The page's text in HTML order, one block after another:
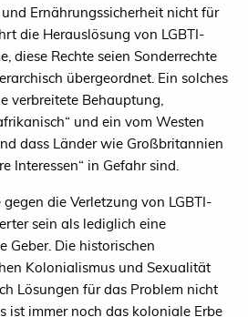
Ernährungssicherheit nicht für
die Herauslösung von LGBTI-
diese Rechte seien Sonderrechte
übergeordnet. Ein solches
verbreitete Behauptung,
und ein vom Westen
dass Länder wie Großbritannien
Interessen“ in Gefahr sind.
die Verletzung von LGBTI-
sein als lediglich eine
Geber. Die historischen
Kolonialismus und Sexualität
Lösungen für das Problem nicht
ist immer noch das koloniale Erbe